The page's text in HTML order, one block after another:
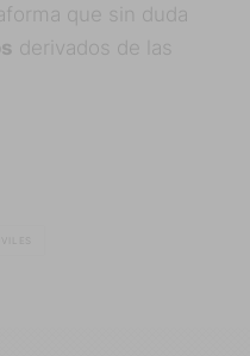
que sin duda
derivados de las